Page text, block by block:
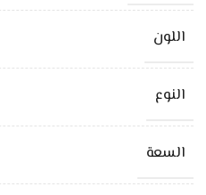
اللون
النوع
السعة